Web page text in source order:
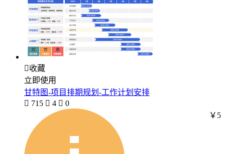
收藏
立即使用
甘特图-项目排期规划-工作计划安排
 715  4  0
￥5